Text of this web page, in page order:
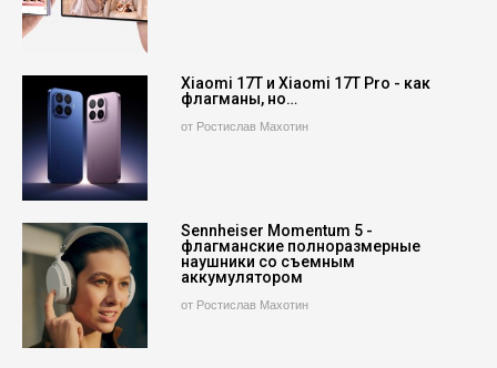
Xiaomi 17T и Xiaomi 17T Pro - как
флагманы, но…
от Ростислав Махотин
Sennheiser Momentum 5 -
флагманские полноразмерные
наушники со съемным
аккумулятором
от Ростислав Махотин